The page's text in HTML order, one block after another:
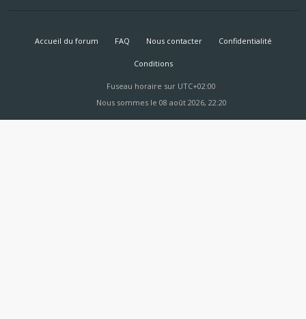
Accueil du forum FAQ Nous contacter Confidentialité
Conditions
Fuseau horaire sur UTC+02:00
Nous sommes le 08 août 2026, 22:20